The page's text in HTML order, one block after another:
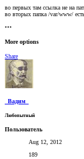
во первых там ссылка не на
во вторых папка /var/www/
•••
More options
Share
_Вадим_
Любопытный
Пользователь
Aug 12, 2012
189